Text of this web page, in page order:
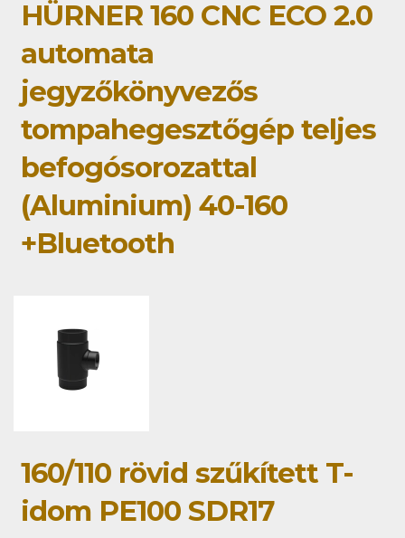
HÜRNER 160 CNC ECO 2.0
automata
jegyzőkönyvezős
tompahegesztőgép teljes
befogósorozattal
(Aluminium) 40-160
+Bluetooth
160/110 rövid szűkített T-
idom PE100 SDR17